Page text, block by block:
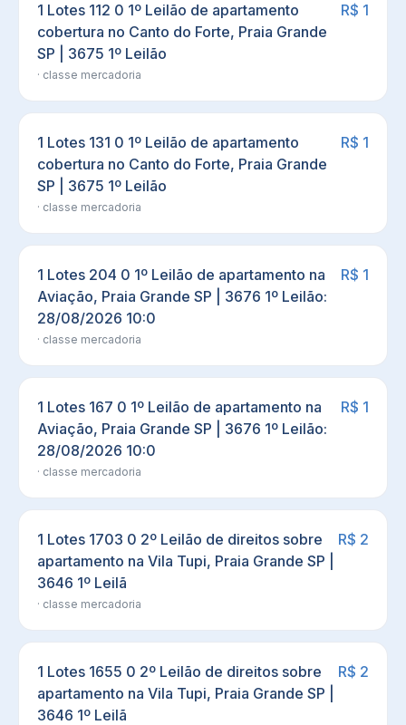
1 Lotes 112 0 1º Leilão de apartamento
cobertura no Canto do Forte, Praia Grande
SP | 3675 1º Leilão
· classe mercadoria
R$ 1
1 Lotes 131 0 1º Leilão de apartamento
cobertura no Canto do Forte, Praia Grande
SP | 3675 1º Leilão
· classe mercadoria
R$ 1
1 Lotes 204 0 1º Leilão de apartamento na
Aviação, Praia Grande SP | 3676 1º Leilão:
28/08/2026 10:0
· classe mercadoria
R$ 1
1 Lotes 167 0 1º Leilão de apartamento na
Aviação, Praia Grande SP | 3676 1º Leilão:
28/08/2026 10:0
· classe mercadoria
R$ 1
1 Lotes 1703 0 2º Leilão de direitos sobre
apartamento na Vila Tupi, Praia Grande SP |
3646 1º Leilã
· classe mercadoria
R$ 2
1 Lotes 1655 0 2º Leilão de direitos sobre
apartamento na Vila Tupi, Praia Grande SP |
3646 1º Leilã
R$ 2